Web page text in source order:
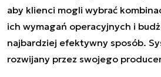
aby klienci mogli wybrać
ich wymagań operacyjnych i
najbardziej efektywny sposób.
rozwijany przez swojego